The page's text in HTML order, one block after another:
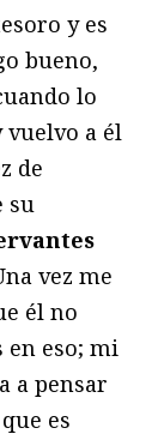
y es
bueno,
lo
vuelvo a él
de
su
vez me
él no
en eso; mi
a pensar
es